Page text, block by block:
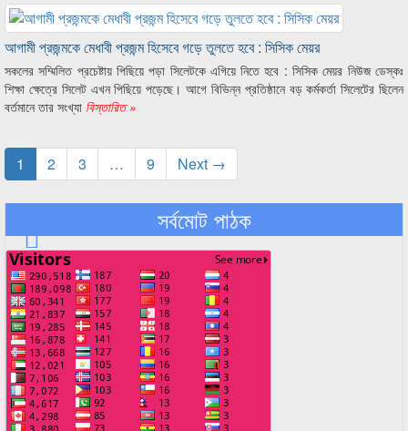
আগামী প্রজন্মকে মেধাবী প্রজন্ম হিসেবে গড়ে তুলতে হবে : সিসিক মেয়র
সকলের সম্মিলিত প্রচেষ্টায় পিছিয়ে পড়া সিলেটকে এগিয়ে নিতে হবে : সিসিক মেয়র নিউজ ডেস্কঃ
শিক্ষা ক্ষেত্রে সিলেট এখন পিছিয়ে পড়েছে। আগে বিভিন্ন প্রতিষ্ঠানে বড় কর্মকর্তা সিলেটের ছিলেন
বর্তমানে তার সংখ্যা বিস্তারিত »
1 2 3 … 9 Next →
সর্বমোট পাঠক